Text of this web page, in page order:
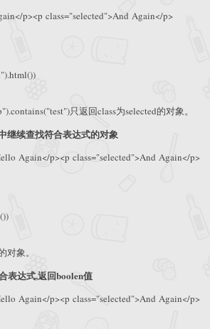
p><p class="selected">And Again</p>
只返回class为selected的对象。
继续查找符合表达式的对象
Again</p><p class="selected">And Again</p>
象。
表达式,返回boolen值
Again</p><p class="selected">And Again</p>